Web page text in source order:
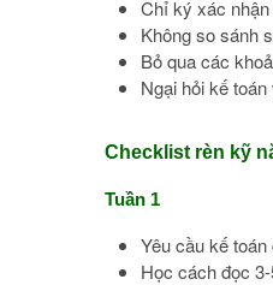
Chỉ ký xác
Không so sánh
Bỏ qua các
Ngại hỏi kế
Checklist rèn kỹ
Tuần 1
Yêu cầu kế
Học cách đọc